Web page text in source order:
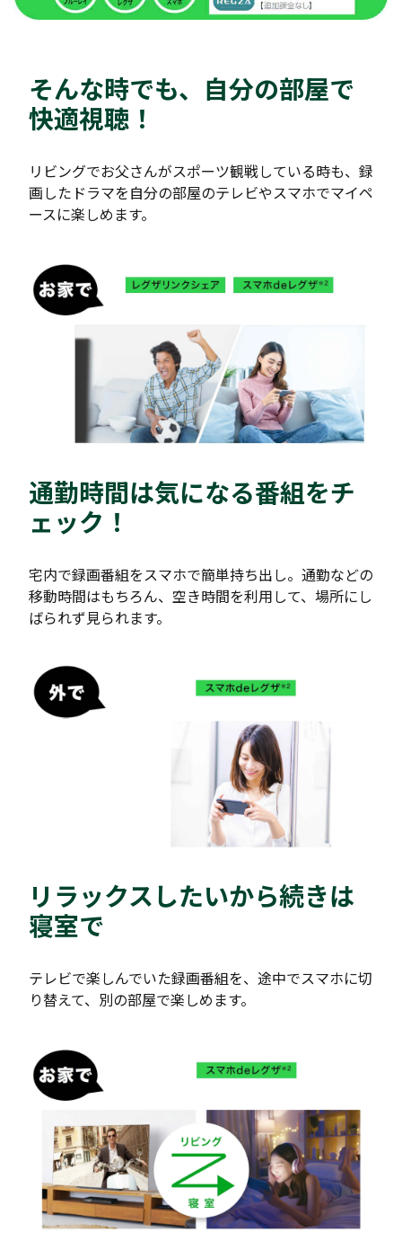
そんな時でも、自分の部屋で
快適視聴！
リビングでお父さんがスポーツ観戦している時も、録
画したドラマを自分の部屋のテレビやスマホでマイペ
ースに楽しめます。
通勤時間は気になる番組をチ
ェック！
宅内で録画番組をスマホで簡単持ち出し。通勤などの
移動時間はもちろん、空き時間を利用して、場所にし
ばられず見られます。
リラックスしたいから続きは
寝室で
テレビで楽しんでいた録画番組を、途中でスマホに切
り替えて、別の部屋で楽しめます。